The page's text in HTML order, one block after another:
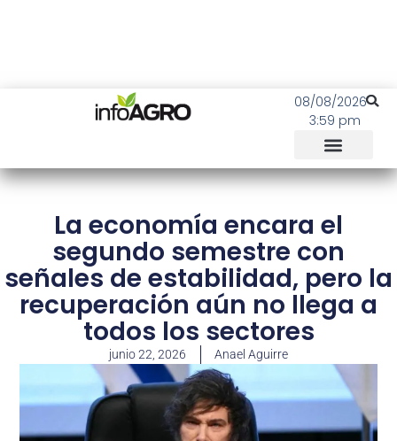
08/08/2026
3:59 pm
La economía encara el
segundo semestre con
señales de estabilidad, pero la
recuperación aún no llega a
todos los sectores
junio 22, 2026 Anael Aguirre